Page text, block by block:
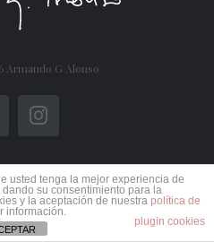
Armando G Alonso
TwitterInstagram
usted tenga la mejor experiencia de
su consentimiento para la
y la aceptación de nuestra política de
información.
plugin cookies